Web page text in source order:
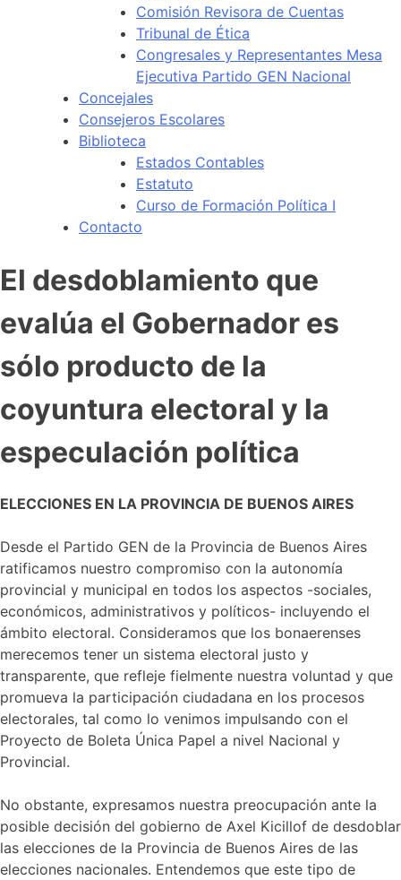
Comisión Revisora de Cuentas
Tribunal de Ética
Congresales y Representantes Mesa
Ejecutiva Partido GEN Nacional
Concejales
Consejeros Escolares
Biblioteca
Estados Contables
Estatuto
Curso de Formación Política I
Contacto
El desdoblamiento que
evalúa el Gobernador es
sólo producto de la
coyuntura electoral y la
especulación política
ELECCIONES EN LA PROVINCIA DE BUENOS AIRES
Desde el Partido GEN de la Provincia de Buenos Aires
ratificamos nuestro compromiso con la autonomía
provincial y municipal en todos los aspectos -sociales,
económicos, administrativos y políticos- incluyendo el
ámbito electoral. Consideramos que los bonaerenses
merecemos tener un sistema electoral justo y
transparente, que refleje fielmente nuestra voluntad y que
promueva la participación ciudadana en los procesos
electorales, tal como lo venimos impulsando con el
Proyecto de Boleta Única Papel a nivel Nacional y
Provincial.
No obstante, expresamos nuestra preocupación ante la
posible decisión del gobierno de Axel Kicillof de desdoblar
las elecciones de la Provincia de Buenos Aires de las
elecciones nacionales. Entendemos que este tipo de